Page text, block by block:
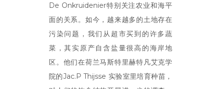
De Onkruidenier特别关注农业和海平
面的关系。如今，越来越多的土地存在
污染问题，我们从超市买到的许多蔬
菜，其实原产自含盐量很高的海岸地
区。他们在荷兰马斯特里赫特凡艾克学
院的Jac.P Thijsse 实验室里培育种苗，